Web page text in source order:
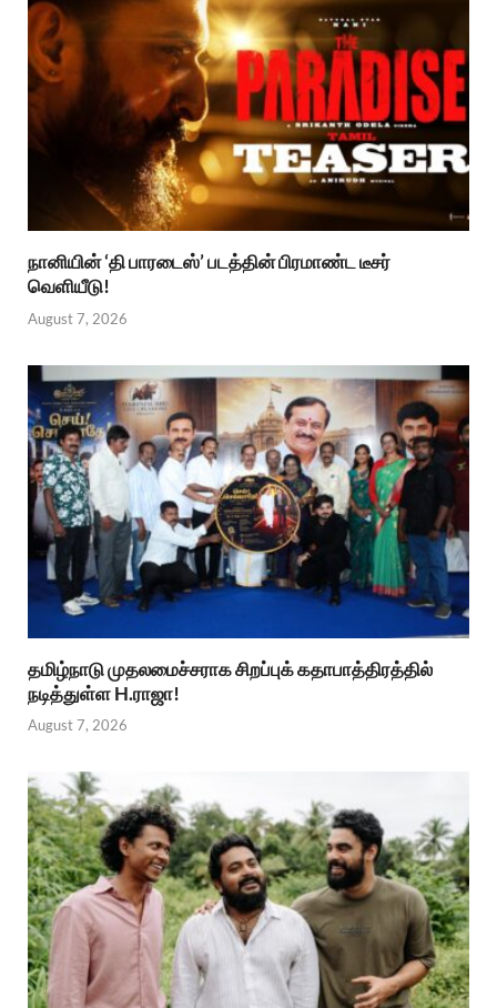
நானியின் ‘தி பாரடைஸ்’ படத்தின் பிரமாண்ட டீசர்
வெளியீடு!
August 7, 2026
தமிழ்நாடு முதலமைச்சராக சிறப்புக் கதாபாத்திரத்தில்
நடித்துள்ள H.ராஜா!
August 7, 2026